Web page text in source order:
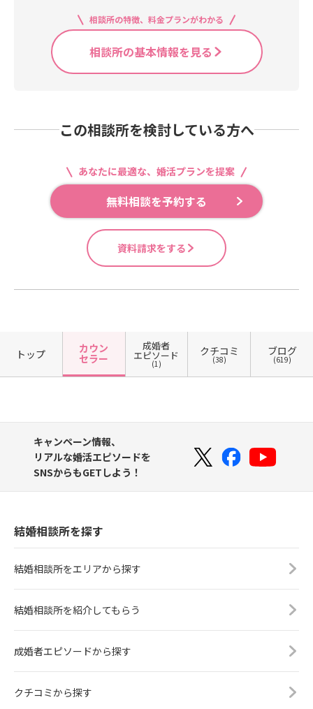
相談所の特徴、料金プランがわかる
相談所の基本情報を見る
この相談所を検討している方へ
あなたに最適な、婚活プランを提案
無料相談を予約する
資料請求をする
トップ カウン
セラー
成婚者
エピソード
(1)
クチコミ
(38)
ブログ
(619)
キャンペーン情報、
リアルな婚活エピソードを
SNSからもGETしよう！
結婚相談所を探す
結婚相談所をエリアから探す
結婚相談所を紹介してもらう
成婚者エピソードから探す
クチコミから探す